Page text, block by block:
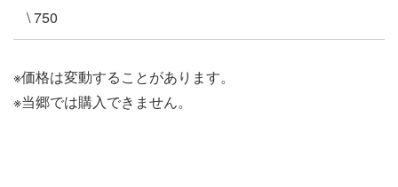
\ 750
※価格は変動することがあります。
※当郷では購入できません。